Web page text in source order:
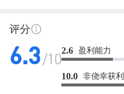
评分
6.3/102.6 盈利能力
10.0 非侥幸获利